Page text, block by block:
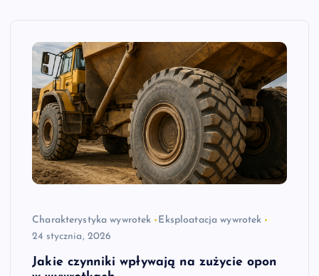
Charakterystyka wywrotek
Eksploatacja wywrotek
24 stycznia, 2026
Jakie czynniki wpływają na zużycie opon